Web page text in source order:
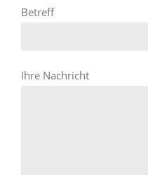
Betreff
Ihre Nachricht